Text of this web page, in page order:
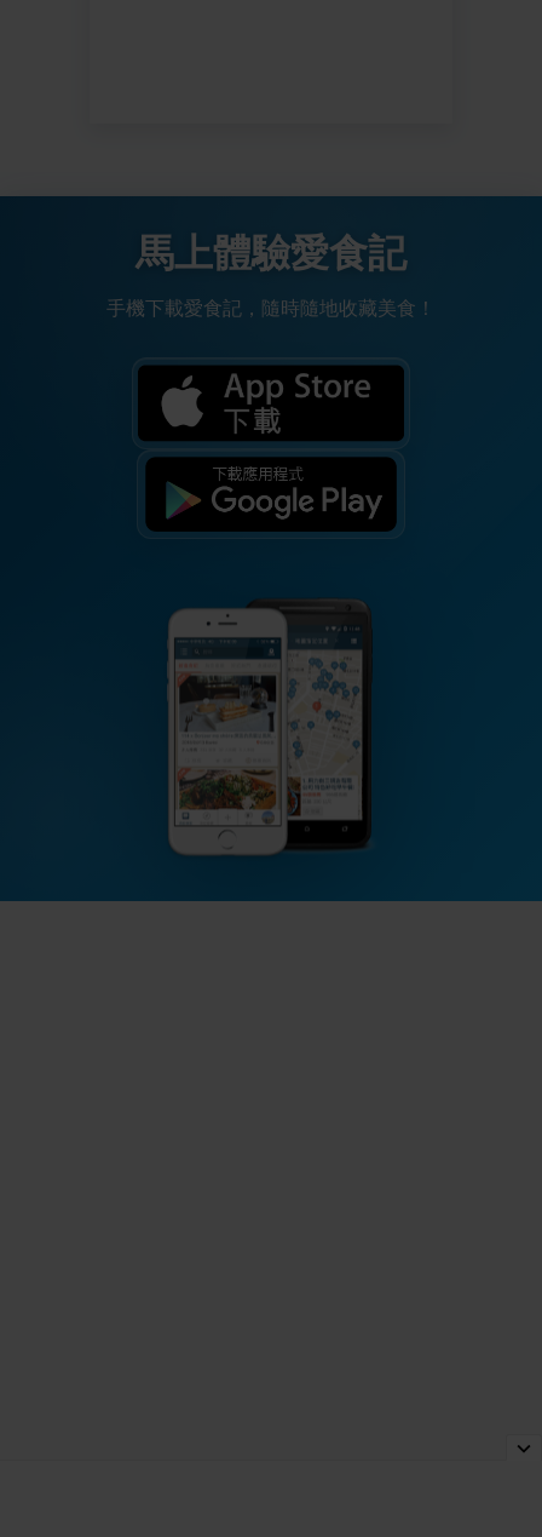
馬上體驗愛食記
手機下載愛食記，隨時隨地收藏美食！